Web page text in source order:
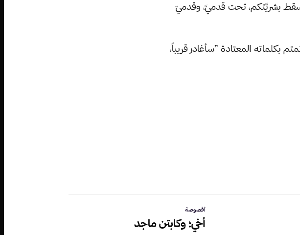
بشريَّتكم، تحت قدميَّ، وقدميّ
بكلماته المعتادة ”سأغادر قريباً،
أقصوصة
أخي؛ وكابتن ماجد